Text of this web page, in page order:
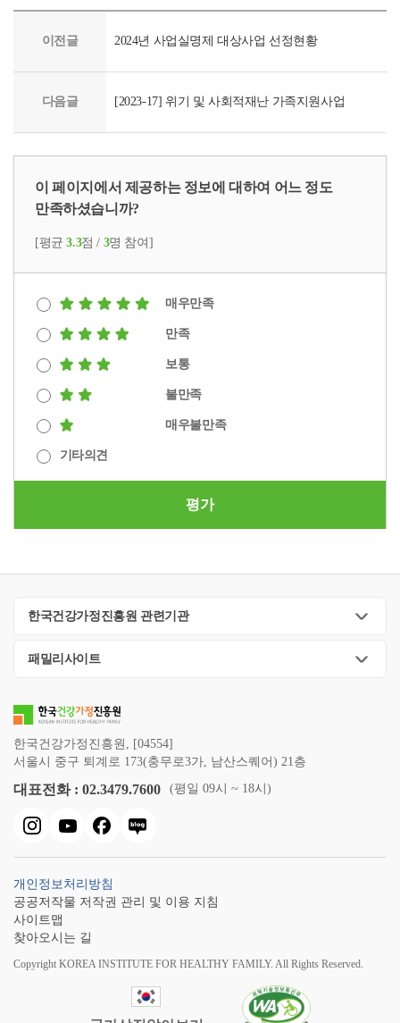
이전글 2024년 사업실명제 대상사업 선정현황
다음글 [2023-17] 위기 및 사회적재난 가족지원사업
이 페이지에서 제공하는 정보에 대하여 어느 정도
만족하셨습니까?
[평균3.3점 / 3명 참여]
매우만족
만족
보통
불만족
매우불만족
기타의견
평가
한국건강가정진흥원 관련기관
패밀리사이트
한국건강가정진흥원, [04554]
서울시 중구 퇴계로 173(충무로3가, 남산스퀘어) 21층
대표전화 : 02.3479.7600 (평일 09시 ~ 18시)
개인정보처리방침
공공저작물 저작권 관리 및 이용 지침
사이트맵
찾아오시는 길
Copyright KOREA INSTITUTE FOR HEALTHY FAMILY. All Rights Reserved.